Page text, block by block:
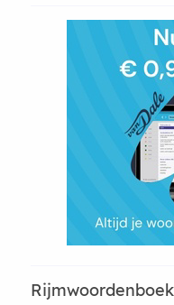
Rijmwoordenboek